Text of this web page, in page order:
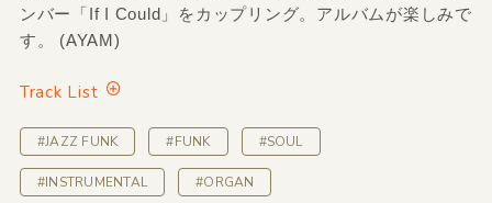
ンバー「If I Could」をカップリング。アルバムが楽しみで
す。 (AYAM)
Track List
#JAZZ FUNK #FUNK #SOUL
#INSTRUMENTAL #ORGAN